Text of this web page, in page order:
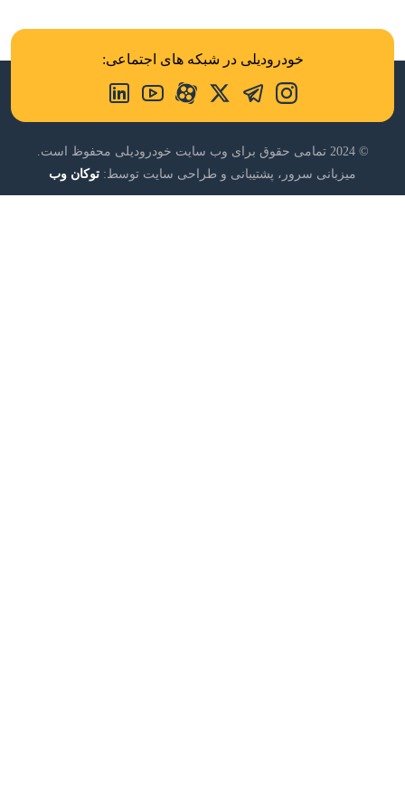
خودرودیلی در شبکه های اجتماعی:
© 2024 تمامی حقوق برای وب سایت خودرودیلی محفوظ است.
میزبانی سرور، پشتیبانی و طراحی سایت توسط: توکان وب